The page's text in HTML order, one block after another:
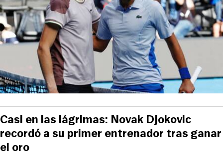
Casi en las lágrimas: Novak Djokovic
recordó a su primer entrenador tras ganar
el oro